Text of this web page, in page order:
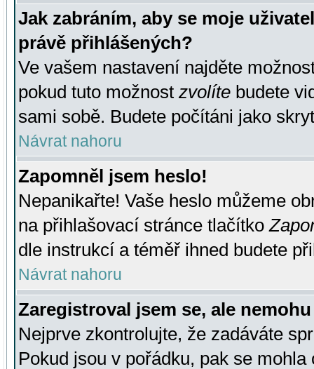
Jak zabráním, aby se moje
právě přihlášených?
Ve vašem nastavení najděte
pokud tuto možnost zvolíte budete
sami sobě. Budete počítáni jako
Návrat nahoru
Zapomněl jsem heslo!
Nepanikařte! Vaše heslo můžeme
na přihlašovací stránce tlačítko
dle instrukcí a téměř ihned budete
Návrat nahoru
Zaregistroval jsem se, ale
Nejprve zkontrolujte, že zadáváte
Pokud jsou v pořádku, pak se